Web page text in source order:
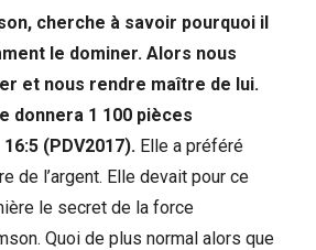
cherche à savoir pourquoi il
le dominer. Alors nous
et nous rendre maître de lui.
donnera 1 100 pièces
(PDV2017). Elle a préféré
de l’argent. Elle devait pour ce
le secret de la force
Quoi de plus normal alors que